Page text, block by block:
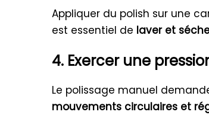
Appliquer du polish sur une
est essentiel de laver et
4. Exercer une
Le polissage manuel
mouvements circulaires et